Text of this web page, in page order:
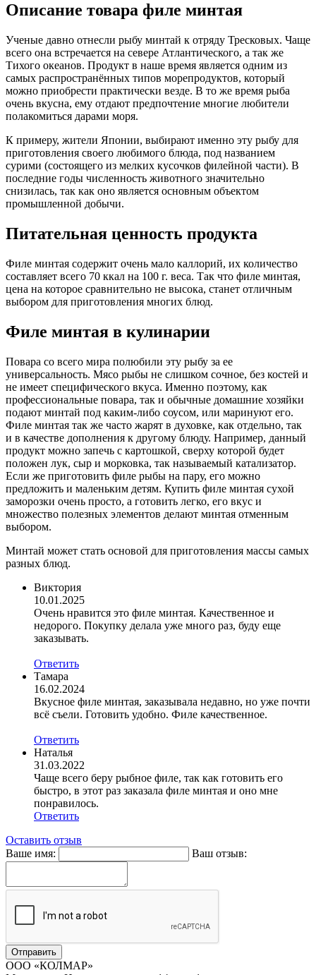
Описание товара филе минтая
Ученые давно отнесли рыбу минтай к отряду Тресковых. Чаще
всего она встречается на севере Атлантического, а так же
Тихого океанов. Продукт в наше время является одним из
самых распространённых типов морепродуктов, который
можно приобрести практически везде. В то же время рыба
очень вкусна, ему отдают предпочтение многие любители
полакомиться дарами моря.
К примеру, жители Японии, выбирают именно эту рыбу для
приготовления своего любимого блюда, под названием
сурими (состоящего из мелких кусочков филейной части). В
последние годы численность животного значительно
снизилась, так как оно является основным объектом
промышленной добычи.
Питательная ценность продукта
Филе минтая содержит очень мало каллорий, их количество
составляет всего 70 ккал на 100 г. веса. Так что филе минтая,
цена на которое сравнительно не высока, станет отличным
выбором для приготовления многих блюд.
Филе минтая в кулинарии
Повара со всего мира полюбили эту рыбу за ее
универсальность. Мясо рыбы не слишком сочное, без костей и
не имеет специфического вкуса. Именно поэтому, как
профессиональные повара, так и обычные домашние хозяйки
подают минтай под каким-либо соусом, или маринуют его.
Филе минтая так же часто жарят в духовке, как отдельно, так
и в качестве дополнения к другому блюду. Например, данный
продукт можно запечь с картошкой, сверху которой будет
положен лук, сыр и морковка, так называемый катализатор.
Если же приготовить филе рыбы на пару, его можно
предложить и маленьким детям. Купить филе минтая сухой
заморозки очень просто, а готовить легко, его вкус и
множество полезных элементов делают минтая отменным
выбором.
Минтай может стать основой для приготовления массы самых
разных блюд.
Виктория
10.01.2025
Очень нравится это филе минтая. Качественное и
недорого. Покупку делала уже много раз, буду еще
заказывать.
Ответить
Тамара
16.02.2024
Вкусное филе минтая, заказывала недавно, но уже почти
всё съели. Готовить удобно. Филе качественное.
Ответить
Наталья
31.03.2022
Чаще всего беру рыбное филе, так как готовить его
быстро, в этот раз заказала филе минтая и оно мне
понравилось.
Ответить
Оставить отзыв
Ваше имя:
Ваш отзыв:
ООО «КОЛМАР»